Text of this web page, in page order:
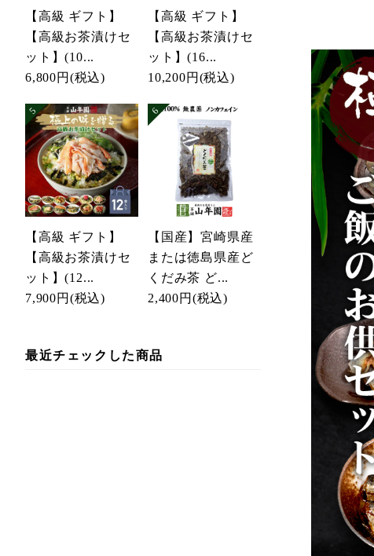
【高級 ギフト】
【高級お茶漬けセ
ット】(10...
6,800円 (税込)
【高級 ギフト】
【高級お茶漬けセ
ット】(16...
10,200円 (税込)
【高級 ギフト】
【高級お茶漬けセ
ット】(12...
7,900円 (税込)
【国産】宮崎県産
または徳島県産ど
くだみ茶 ど...
2,400円 (税込)
最近チェックした商品